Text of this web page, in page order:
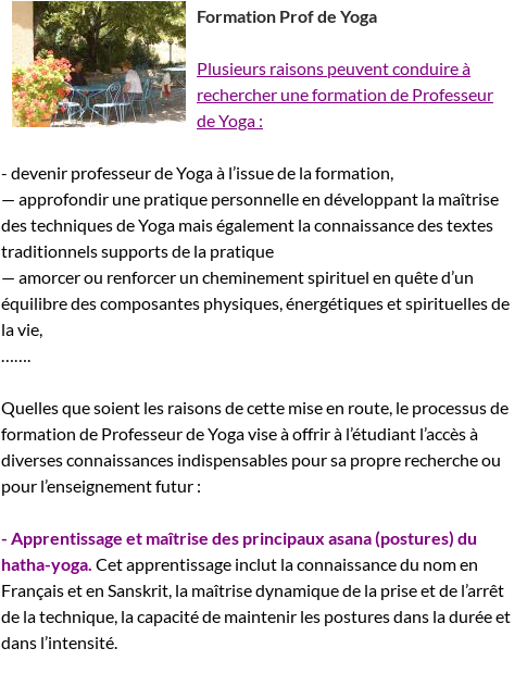
Formation Prof de Yoga
Plusieurs raisons peuvent conduire à
rechercher une formation de Professeur
de Yoga :
- devenir professeur de Yoga à l’issue de la formation,
— approfondir une pratique personnelle en développant la maîtrise
des techniques de Yoga mais également la connaissance des textes
traditionnels supports de la pratique
— amorcer ou renforcer un cheminement spirituel en quête d’un
équilibre des composantes physiques, énergétiques et spirituelles de
la vie,
…….
Quelles que soient les raisons de cette mise en route, le processus de
formation de Professeur de Yoga vise à offrir à l’étudiant l’accès à
diverses connaissances indispensables pour sa propre recherche ou
pour l’enseignement futur :
- Apprentissage et maîtrise des principaux asana (postures) du
hatha-yoga. Cet apprentissage inclut la connaissance du nom en
Français et en Sanskrit, la maîtrise dynamique de la prise et de l’arrêt
de la technique, la capacité de maintenir les postures dans la durée et
dans l’intensité.